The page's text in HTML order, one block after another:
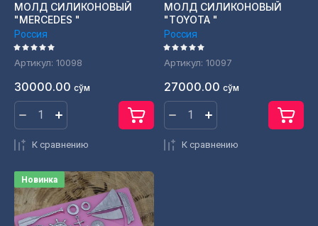
МОЛД СИЛИКОНОВЫЙ
"MERCEDES "
Россия
Артикул: 10098
30000.00 сўм
К сравнению
МОЛД СИЛИКОНОВЫЙ
"TOYOTA "
Россия
Артикул: 10097
27000.00 сўм
К сравнению
Новинка